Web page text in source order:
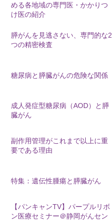
める各地域の専門医・かかりつ
け医の紹介
膵がんを見逃さない、専門的な2
つの精密検査
糖尿病と膵臓がんの危険な関係
成人発症型糖尿病（AOD）と膵
臓がん
副作用管理がこれまで以上に重
要である理由
特集：遺伝性腫瘍と膵臓がん
【パンキャンTV】パープルリボ
ン医療セミナー＠静岡がんセン